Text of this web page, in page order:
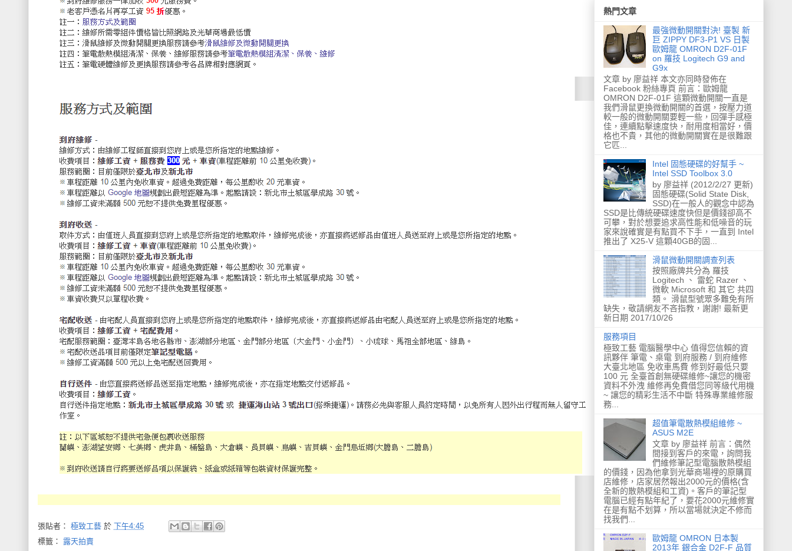
張貼者： 極致工藝 於 下午4:45
標籤： 露天拍賣
熱門文章
最強微動開關對決! 臺製 新
巨 ZIPPY DF3-P1 VS 日製
歐姆龍 OMRON D2F-01F
on 羅技 Logitech G9 and
G9x
文章 by 廖益祥 本文亦同時發佈在
Facebook 粉絲專頁 前言：歐姆龍
OMRON D2F-01F 這顆微動開關一直是
我們滑鼠更換微動開關的首選，按壓力道
較一般的微動開關要輕一些，回彈手感極
佳，連續點擊速度快，耐用度相當好，價
格也不貴，其他的微動開關實在是很難跟
它匹...
Intel 固態硬碟的好幫手 ~
Intel SSD Toolbox 3.0
by 廖益祥 (2012/2/27 更新)
固態硬碟(Solid State Disk,
SSD)在一般人的觀念中認為
SSD是比傳統硬碟速度快但是價錢卻高不
可攀，對於想要追求高性能和低噪音的玩
家來說確實是有點買不下手，一直到 Intel
推出了 X25-V 這顆40GB的固...
滑鼠微動開關調查列表
按照廠牌共分為 羅技
Logitech 、 雷蛇 Razer 、
微軟 Microsoft 和 其它 共四
類。 滑鼠型號眾多難免有所
缺失，敬請網友不吝指教，謝謝! 最新更
新日期 2017/10/26
服務項目
極致工藝 電腦醫學中心 值得您信賴的資
訊夥伴 筆電、桌電 到府服務 / 到府維修
大臺北地區 免收車馬費 修到好最低只要
100 元 全臺首創無硬碟維修~讓您的機密
資料不外洩 維修再免費借您同等級代用機
~ 讓您的精彩生活不中斷 特殊專業維修服
務...
超值筆電散熱模組維修 ~
ASUS M2E
文章 by 廖益祥 前言：偶然
間接到客戶的來電，詢問我
們維修筆記型電腦散熱模組
的價錢，因為他拿到光華商場裡的原購買
店維修，店家居然報出2000元的價格(含
全新的散熱模組和工資)。客戶的筆記型
電腦已經有點年紀了，要花2000元維修實
在是有點不划算，所以當場就決定不修而
找我們...
歐姆龍 OMRON 日本製
2013年 銀合金 D2F-F 品質